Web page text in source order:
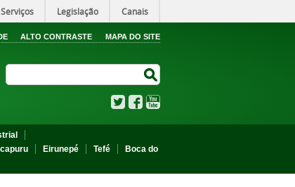
Serviços Legislação Canais
ALTO CONTRASTE MAPA DO SITE
TwitterFacebook
Eirunepé Tefé
Boca do